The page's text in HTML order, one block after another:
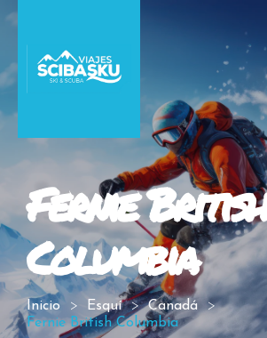
Fernie British
Columbia
Inicio Esquí
Canadá
Fernie British Columbia